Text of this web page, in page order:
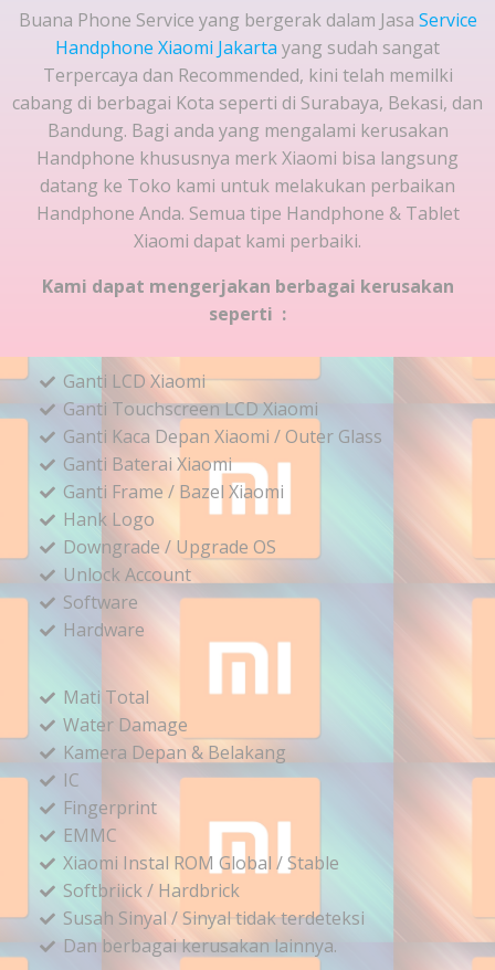
Buana Phone Service yang bergerak dalam Jasa Service
Handphone Xiaomi Jakarta yang sudah sangat
Terpercaya dan Recommended, kini telah memilki
cabang di berbagai Kota seperti di Surabaya, Bekasi, dan
Bandung. Bagi anda yang mengalami kerusakan
Handphone khususnya merk Xiaomi bisa langsung
datang ke Toko kami untuk melakukan perbaikan
Handphone Anda. Semua tipe Handphone & Tablet
Xiaomi dapat kami perbaiki.
Kami dapat mengerjakan berbagai kerusakan
seperti :
Ganti LCD Xiaomi
Ganti Touchscreen LCD Xiaomi
Ganti Kaca Depan Xiaomi / Outer Glass
Ganti Baterai Xiaomi
Ganti Frame / Bazel Xiaomi
Hank Logo
Downgrade / Upgrade OS
Unlock Account
Software
Hardware
Mati Total
Water Damage
Kamera Depan & Belakang
IC
Fingerprint
EMMC
Xiaomi Instal ROM Global / Stable
Softbriick / Hardbrick
Susah Sinyal / Sinyal tidak terdeteksi
Dan berbagai kerusakan lainnya.